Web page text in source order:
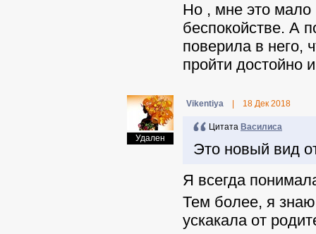
Но , мне это мало
беспокойстве. А
поверила в него,
пройти достойно
Удален
Vikentiya 18 Дек 2018
Цитата Василиса
Это новый вид
Я всегда
Тем более, я знаю
ускакала от